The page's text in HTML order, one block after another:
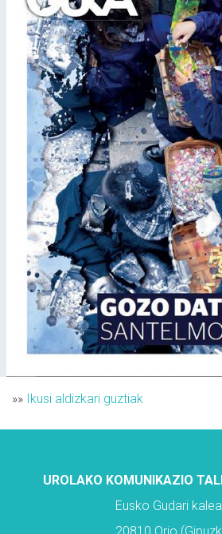
»» Ikusi aldizkari guztiak
UROLAKO KOMUNIKAZIO
Eusko Gudari